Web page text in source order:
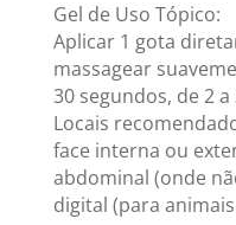
Gel de Uso Tópico:
Aplicar 1 gota
massagear
30 segundos, de 2 a
Locais
face interna ou
abdominal (onde
digital (para